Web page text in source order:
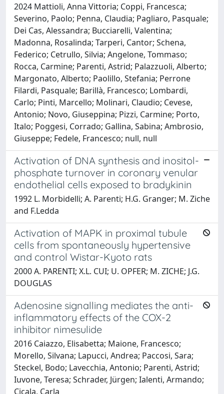
2024 Mattioli, Anna Vittoria; Coppi, Francesca;
Severino, Paolo; Penna, Claudia; Pagliaro, Pasquale;
Dei Cas, Alessandra; Bucciarelli, Valentina;
Madonna, Rosalinda; Tarperi, Cantor; Schena,
Federico; Cetrullo, Silvia; Angelone, Tommaso;
Rocca, Carmine; Parenti, Astrid; Palazzuoli, Alberto;
Margonato, Alberto; Paolillo, Stefania; Perrone
Filardi, Pasquale; Barillà, Francesco; Lombardi,
Carlo; Pinti, Marcello; Molinari, Claudio; Cevese,
Antonio; Novo, Giuseppina; Pizzi, Carmine; Porto,
Italo; Poggesi, Corrado; Gallina, Sabina; Ambrosio,
Giuseppe; Fedele, Francesco; null, null
Activation of DNA synthesis and inositol-
phosphate turnover in coronary venular
endothelial cells exposed to bradykinin
1992 L. Morbidelli; A. Parenti; H.G. Granger; M. Ziche
and F.Ledda
Activation of MAPK in proximal tubule
cells from spontaneously hypertensive
and control Wistar-Kyoto rats
2000 A. PARENTI; X.L. CUI; U. OPFER; M. ZICHE; J.G.
DOUGLAS
Adenosine signalling mediates the anti-
inflammatory effects of the COX-2
inhibitor nimesulide
2016 Caiazzo, Elisabetta; Maione, Francesco;
Morello, Silvana; Lapucci, Andrea; Paccosi, Sara;
Steckel, Bodo; Lavecchia, Antonio; Parenti, Astrid;
Iuvone, Teresa; Schrader, Jürgen; Ialenti, Armando;
Cicala, Carla